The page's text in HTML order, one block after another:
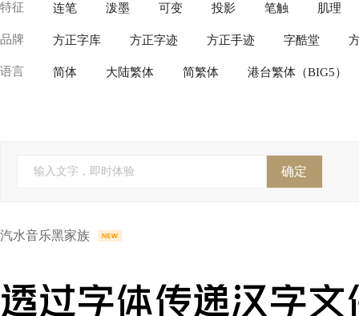
柔美 温暖 近代 动感 豪放 新中式
特征 连笔 泼墨 可变 投影 笔触 肌理
逆反差 具象装饰 故障变形 有机流动
品牌 方正字库 方正字迹 方正手迹 字酷堂
Production Type Fontworks Linotype(Monotype)
株式会社视觉设计研究所 株式会社 視覚デザイン研
语言 简体 大陆繁体 简繁体 港台繁体（BIG5）
全球字
输入文字，即时体验 确定
汽水音乐黑家族
透过字体传递汉字文